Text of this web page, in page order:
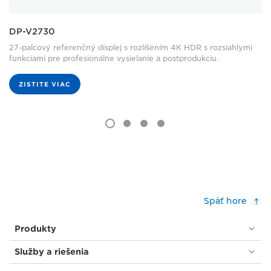
DP-V2730
27-palcový referenčný displej s rozlíšením 4K HDR s rozsiahlymi
funkciami pre profesionálne vysielanie a postprodukciu.
ZISTITE VIAC
Späť hore
Produkty
Služby a riešenia